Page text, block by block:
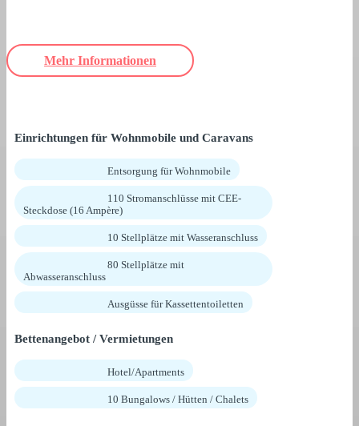
Mehr Informationen
Einrichtungen für Wohnmobile und Caravans
Entsorgung für Wohnmobile
110 Stromanschlüsse mit CEE-
Steckdose (16 Ampère)
10 Stellplätze mit Wasseranschluss
80 Stellplätze mit
Abwasseranschluss
Ausgüsse für Kassettentoiletten
Bettenangebot / Vermietungen
Hotel/Apartments
10 Bungalows / Hütten / Chalets